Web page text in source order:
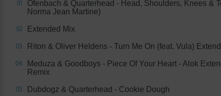
01
Ofenbach & Quarterhead - Head, Shoulders, Knees &
Norma Jean Martine)
02 Extended Mix
03 Riton & Oliver Heldens - Turn Me On (feat. Vula)
04
Meduza & Goodboys - Piece Of Your Heart - Alok
Remix
05 Dubdogz & Quarterhead - Cookie Dough